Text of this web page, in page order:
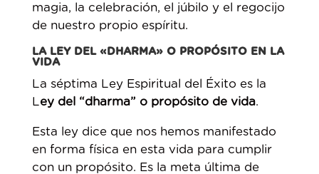
magia, la celebración, el júbilo y el regocijo
de nuestro propio espíritu.
LA LEY DEL «DHARMA» O PROPÓSITO EN LA
VIDA
La séptima Ley Espiritual del Éxito es la
Ley del “dharma” o propósito de vida.
Esta ley dice que nos hemos manifestado
en forma física en esta vida para cumplir
con un propósito. Es la meta última de